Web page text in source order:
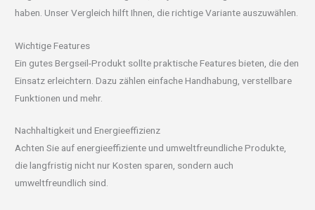
haben. Unser Vergleich hilft Ihnen, die richtige Variante auszuwählen.
Wichtige Features
Ein gutes Bergseil-Produkt sollte praktische Features bieten, die den
Einsatz erleichtern. Dazu zählen einfache Handhabung, verstellbare
Funktionen und mehr.
Nachhaltigkeit und Energieeffizienz
Achten Sie auf energieeffiziente und umweltfreundliche Produkte,
die langfristig nicht nur Kosten sparen, sondern auch
umweltfreundlich sind.